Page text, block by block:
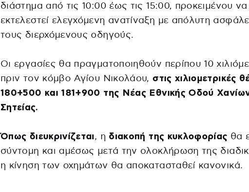
διάστημα από τις 10:00 έως τις 15:00, προκειμένου να
εκτελεστεί ελεγχόμενη ανατίναξη με απόλυτη
τους διερχόμενους οδηγούς.
Οι εργασίες θα πραγματοποιηθούν περίπου 10
πριν τον κόμβο Αγίου Νικολάου, στις χιλιομετρικές
180+500 και 181+900 της Νέας Εθνικής Οδού
Σητείας.
Όπως διευκρινίζεται, η διακοπή της κυκλοφορίας θα
σύντομη και αμέσως μετά την ολοκλήρωση της
η κίνηση των οχημάτων θα αποκατασταθεί κανονικά.